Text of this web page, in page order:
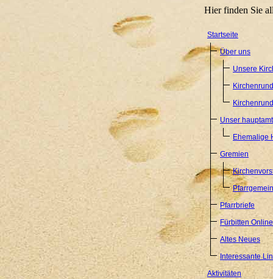
Hier finden Sie
Startseite
Über uns
Unsere
Unser
Ehemalige
Gremien
Pfarrbriefe
Fürbitten Online
Altes Neues
Interessante
Aktivitäten